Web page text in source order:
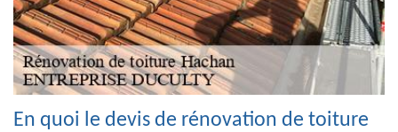
En quoi le devis de rénovation de toiture